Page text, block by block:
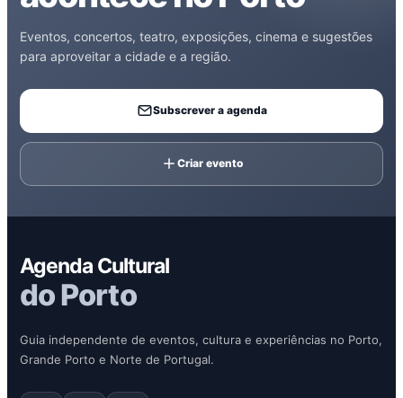
Eventos, concertos, teatro, exposições, cinema e sugestões
para aproveitar a cidade e a região.
Subscrever a agenda
Criar evento
Agenda Cultural
do Porto
Guia independente de eventos, cultura e experiências no Porto,
Grande Porto e Norte de Portugal.